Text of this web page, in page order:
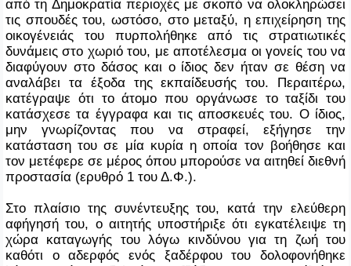
από τη Δημοκρατία περιοχές με σκοπό να ολοκληρώσει
τις σπουδές του, ωστόσο, στο μεταξύ, η επιχείρηση της
οικογένειάς του πυρπολήθηκε από τις στρατιωτικές
δυνάμεις στο χωριό του, με αποτέλεσμα οι γονείς του να
διαφύγουν στο δάσος και ο ίδιος δεν ήταν σε θέση να
αναλάβει τα έξοδα της εκπαίδευσής του. Περαιτέρω,
κατέγραψε ότι το άτομο που οργάνωσε το ταξίδι του
κατάσχεσε τα έγγραφα και τις αποσκευές του. Ο ίδιος,
μην γνωρίζοντας που να στραφεί, εξήγησε την
κατάσταση του σε μία κυρία η οποία τον βοήθησε και
τον μετέφερε σε μέρος όπου μπορούσε να αιτηθεί διεθνή
προστασία (ερυθρό 1 του Δ.Φ.).
Στο πλαίσιο της συνέντευξης του, κατά την ελεύθερη
αφήγησή του, ο αιτητής υποστήριξε ότι εγκατέλειψε τη
χώρα καταγωγής του λόγω κινδύνου για τη ζωή του
καθότι oαδερφός ενός ξαδέρφου του δολοφονήθηκε